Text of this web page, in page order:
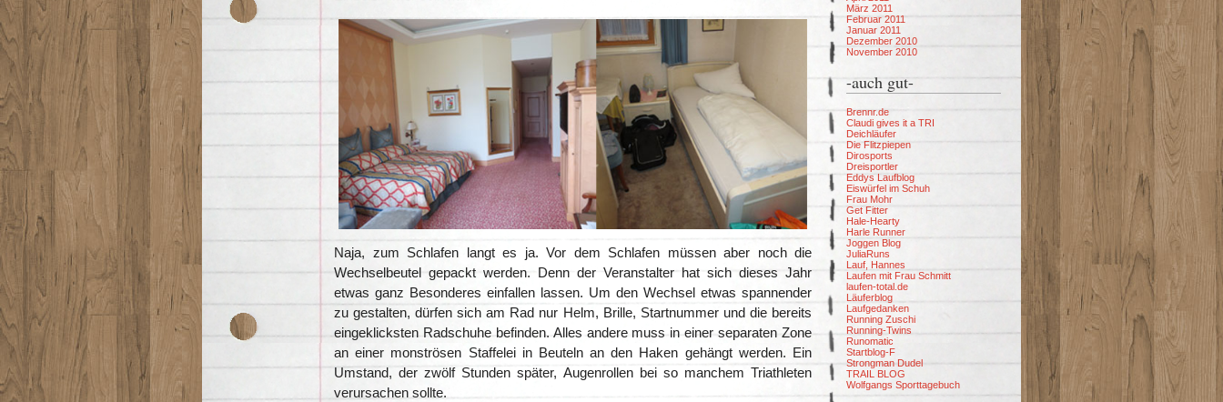
Naja, zum Schlafen langt es ja. Vor dem Schlafen müssen aber noch die
Wechselbeutel gepackt werden. Denn der Veranstalter hat sich dieses Jahr
etwas ganz Besonderes einfallen lassen. Um den Wechsel etwas spannender
zu gestalten, dürfen sich am Rad nur Helm, Brille, Startnummer und die bereits
eingeklicksten Radschuhe befinden. Alles andere muss in einer separaten Zone
an einer monströsen Staffelei in Beuteln an den Haken gehängt werden. Ein
Umstand, der zwölf Stunden später, Augenrollen bei so manchem Triathleten
verursachen sollte.
März 2011
Februar 2011
Januar 2011
Dezember 2010
November 2010
-auch gut-
Brennr.de
Claudi gives it a TRI
Deichläufer
Die Flitzpiepen
Dirosports
Dreisportler
Eddys Laufblog
Eiswürfel im Schuh
Frau Mohr
Get Fitter
Hale-Hearty
Harle Runner
Joggen Blog
JuliaRuns
Lauf, Hannes
Laufen mit Frau Schmitt
laufen-total.de
Läuferblog
Laufgedanken
Running Zuschi
Running-Twins
Runomatic
Startblog-F
Strongman Dudel
TRAIL BLOG
Wolfgangs Sporttagebuch